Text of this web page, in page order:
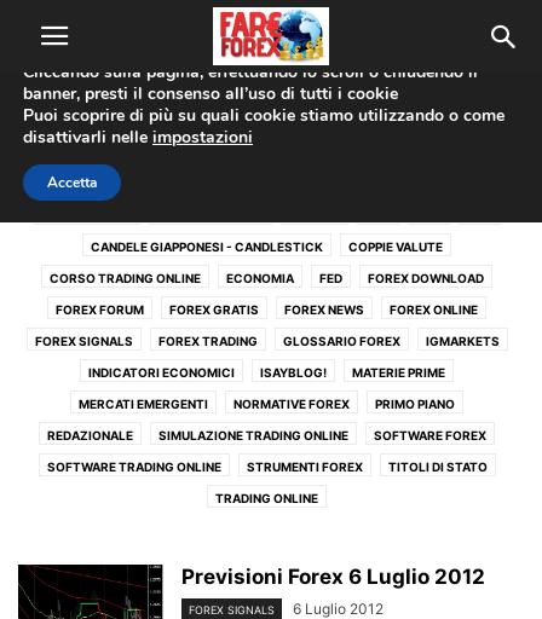
Home Forex Signals
FOREX SIGNALS
CANDELE GIAPPONESI - CANDLESTICK COPPIE VALUTE
CORSO TRADING ONLINE ECONOMIA FED FOREX DOWNLOAD
FOREX FORUM FOREX GRATIS FOREX NEWS FOREX ONLINE
FOREX SIGNALS FOREX TRADING GLOSSARIO FOREX IGMARKETS
INDICATORI ECONOMICI ISAYBLOG! MATERIE PRIME
MERCATI EMERGENTI NORMATIVE FOREX PRIMO PIANO
REDAZIONALE SIMULAZIONE TRADING ONLINE SOFTWARE FOREX
SOFTWARE TRADING ONLINE STRUMENTI FOREX TITOLI DI STATO
TRADING ONLINE
Previsioni Forex 6 Luglio 2012
FOREX SIGNALS 6 Luglio 2012
Utilizziamo i cookie per offrirti la migliore esperienza sul nostro
sito web.
Cliccando sulla pagina, effettuando lo scroll o chiudendo il
banner, presti il consenso all’uso di tutti i cookie
Puoi scoprire di più su quali cookie stiamo utilizzando o come
disattivarli nelle impostazioni
Accetta